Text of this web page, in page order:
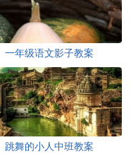
一年级语文影子教案
跳舞的小人中班教案